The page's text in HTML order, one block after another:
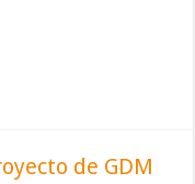
de GDM